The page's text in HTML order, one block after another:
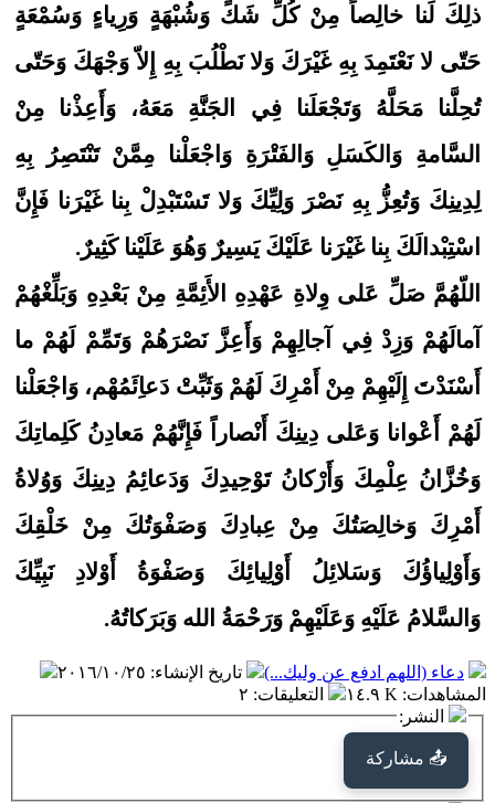
ذلِكَ لَنا خالِصاً مِنْ كُلِّ شَكٍّ وَشُبْهَةٍ وَرِياءٍ وَسُمْعَةٍ
حَتّى لا نَعْتَمِدَ بِهِ غَيْرَكَ وَلا نَطْلُبَ بِهِ إِلاّ وَجْهَكَ وَحَتّى
تُحِلَّنا مَحَلَّهُ وَتَجْعَلَنا فِي الجَنَّةِ مَعَهُ، وَأَعِذْنا مِنْ
السَّامةِ وَالكَسَلِ وَالفَتْرَةِ وَاجْعَلْنا مِمَّنْ تَنْتَصِرُ بِهِ
لِدِينِكَ وَتُعِزُّ بِهِ نَصْرَ وَلِيِّكَ وَلا تَسْتَبْدِلْ بِنا غَيْرَنا فَإِنَّ
اسْتِبْدالَكَ بِنا غَيْرَنا عَلَيْكَ يَسِيرٌ وَهُوَ عَلَيْنا كَثِيرٌ.
اللّهُمَّ صَلِّ عَلى وِلاةِ عَهْدِهِ الأَئِمَّةِ مِنْ بَعْدِهِ وَبَلِّغْهُمْ
آمالَهُمْ وَزِدْ فِي آجالِهِمْ وَأَعِزَّ نَصْرَهُمْ وَتَمِّمْ لَهُمْ ما
أَسْنَدْتَ إِلَيْهِمْ مِنْ أَمْرِكَ لَهُمْ وَثَبِّتْ دَعاِئَمُهْم، وَاجْعَلْنا
لَهُمْ أَعْوانا وَعَلى دِينِكَ أَنْصاراً فَإِنَّهُمْ مَعادِنُ كَلِماتِكَ
وَخُزَّانُ عِلْمِكَ وَأَرْكانُ تَوْحِيدِكَ وَدَعائِمُ دِينِكَ وَوُلاةُ
أَمْرِكَ وَخالِصَتُكَ مِنْ عِبادِكَ وَصَفْوَتُكَ مِنْ خَلْقِكَ
وَأَوْلِياؤُكَ وَسَلائِلُ أَوْلِيائِكَ وَصَفْوَةُ أَوْلادِ نَبِيِّكَ
وَالسَّلامُ عَلَيْهِ وَعَلَيْهِمْ وَرَحْمَةُ الله وَبَرَكاتُهُ.
دعاء (اللهم ادفع عن وليك...) تاريخ الإنشاء: ٢٠١٦/١٠/٢٥
المشاهدات: ١٤.٩ K التعليقات: ٢
النشر:
📤 مشاركة